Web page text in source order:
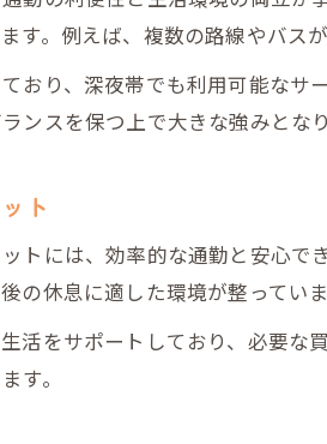
夜勤専従が無理なく生活
柔軟な働き方を叶える夜勤専
夜勤専従で叶う柔軟な働
夜勤専従の働き方選択で
夜勤専従が柔軟な働き方
行徳駅エリア夜勤専従でキャ
す。例えば、複数の路線やバス
おり、深夜帯でも利用可能な
ンスを保つ上で大きな強みとなり
ト
トには、効率的な通勤と安心
の休息に適した環境が整ってい
活をサポートしており、必要
す。